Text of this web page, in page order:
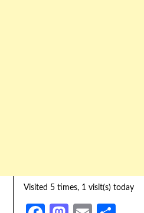
Visited 5 times, 1 visit(s) today